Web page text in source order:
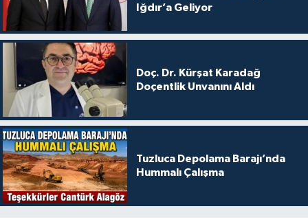
Iğdır’a Geliyor
Doç. Dr. Kürşat Karadağ
Doçentlik Unvanını Aldı
Tuzluca Depolama Barajı’nda
Hummalı Çalışma